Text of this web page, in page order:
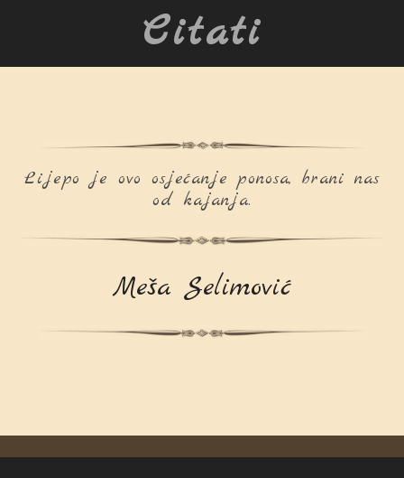
Citati
Lijepo je ovo osjećanje ponosa, brani nas
od kajanja.
Meša Selimović